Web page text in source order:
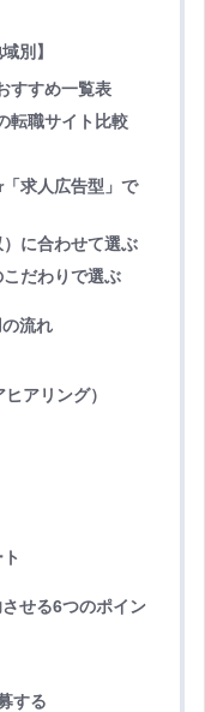
別】
すすめ一覧表
転職サイト比較
求人広告型」で
に合わせて選ぶ
だわりで選ぶ
流れ
アリング）
せる6つのポイン
する